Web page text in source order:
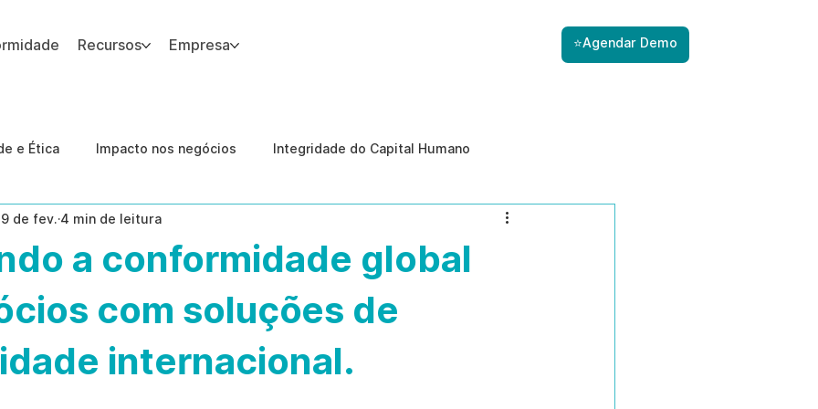
Recursos Empresa ⭐Agendar Demo
e Ética Impacto nos negócios Integridade do Capital Humano
Estudos de caso Gestão de Riscos com IA
Internas revenção de ameaças internas
a conformidade global
com soluções de
internacional.
de fev. 4 min de leitura